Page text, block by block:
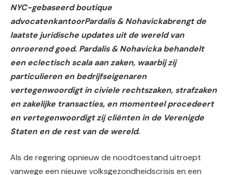
NYC-gebaseerd boutique
advocatenkantoorPardalis &Nohavickabrengt de
laatste juridische updates uit de wereld van
onroerend goed. Pardalis & Nohavicka behandelt
een eclectisch scala aan zaken, waarbij zij
particulieren en bedrijfseigenaren
vertegenwoordigt in civiele rechtszaken, strafzaken
en zakelijke transacties, en momenteel procedeert
en vertegenwoordigt zij cliënten in de Verenigde
Staten en de rest van de wereld.
Als de regering opnieuw de noodtoestand uitroept
vanwege een nieuwe volksgezondheidscrisis en een